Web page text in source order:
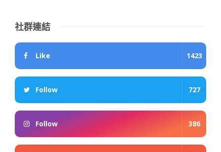
社群連結
Like 1423
Follow 727
Follow 386